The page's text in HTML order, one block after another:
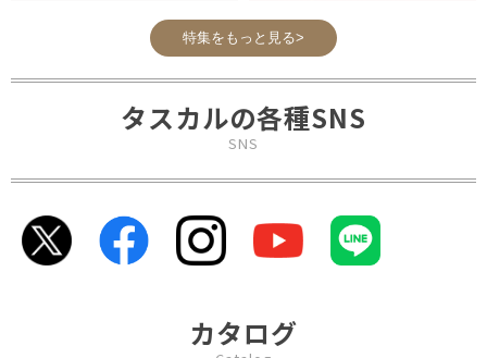
特集をもっと見る>
タスカルの各種SNS
SNS
カタログ